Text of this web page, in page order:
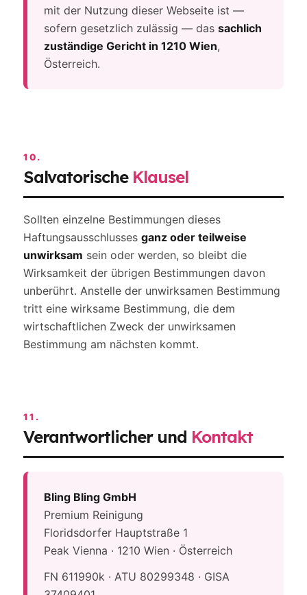
mit der Nutzung dieser Webseite ist —
sofern gesetzlich zulässig — das sachlich
zuständige Gericht in 1210 Wien,
Österreich.
10.
Salvatorische Klausel
Sollten einzelne Bestimmungen dieses
Haftungsausschlusses ganz oder teilweise
unwirksam sein oder werden, so bleibt die
Wirksamkeit der übrigen Bestimmungen davon
unberührt. Anstelle der unwirksamen Bestimmung
tritt eine wirksame Bestimmung, die dem
wirtschaftlichen Zweck der unwirksamen
Bestimmung am nächsten kommt.
11.
Verantwortlicher und Kontakt
Bling Bling GmbH
Premium Reinigung
Floridsdorfer Hauptstraße 1
Peak Vienna · 1210 Wien · Österreich
FN 611990k · ATU 80299348 · GISA